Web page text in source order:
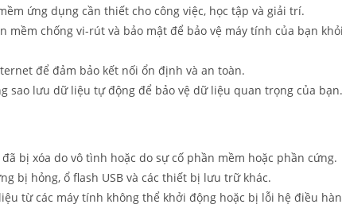
ứng dụng cần thiết cho công việc, học tập và giải trí.
mềm chống vi-rút và bảo mật để bảo vệ máy tính của bạn
để đảm bảo kết nối ổn định và an toàn.
sao lưu dữ liệu tự động để bảo vệ dữ liệu quan trọng của
bị xóa do vô tình hoặc do sự cố phần mềm hoặc phần cứng.
bị hỏng, ổ flash USB và các thiết bị lưu trữ khác.
từ các máy tính không thể khởi động hoặc bị lỗi hệ điều